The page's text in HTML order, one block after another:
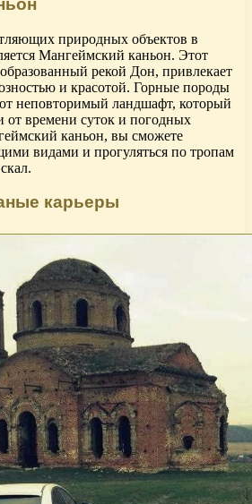
природных объектов в
Мангеймский каньон. Этот
рекой Дон, привлекает
и красотой. Горные породы
неповторимый ландшафт, который
от времени суток и погодных
каньон, вы сможете
видами и прогуляться по тропам
карьеры